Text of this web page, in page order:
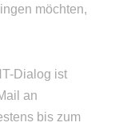
möchten,
Dialog ist
an
bis zum